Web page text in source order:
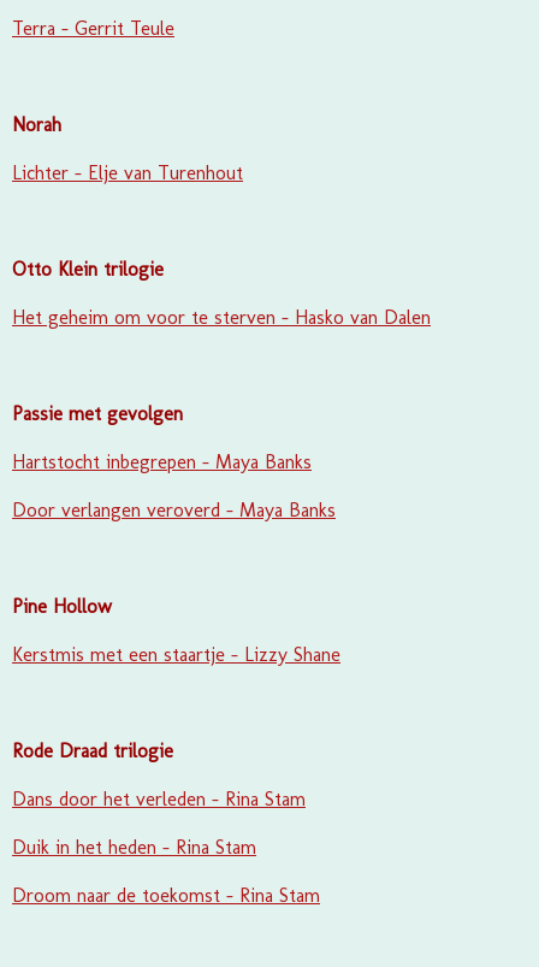
Terra - Gerrit Teule
Norah
Lichter - Elje van Turenhout
Otto Klein trilogie
Het geheim om voor te sterven - Hasko van Dalen
Passie met gevolgen
Hartstocht inbegrepen - Maya Banks
Door verlangen veroverd - Maya Banks
Pine Hollow
Kerstmis met een staartje - Lizzy Shane
Rode Draad trilogie
Dans door het verleden - Rina Stam
Duik in het heden - Rina Stam
Droom naar de toekomst - Rina Stam